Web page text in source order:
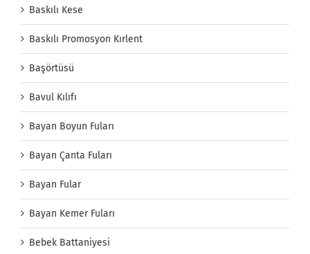
Baskılı Kese
Baskılı Promosyon Kırlent
Başörtüsü
Bavul Kılıfı
Bayan Boyun Fuları
Bayan Çanta Fuları
Bayan Fular
Bayan Kemer Fuları
Bebek Battaniyesi